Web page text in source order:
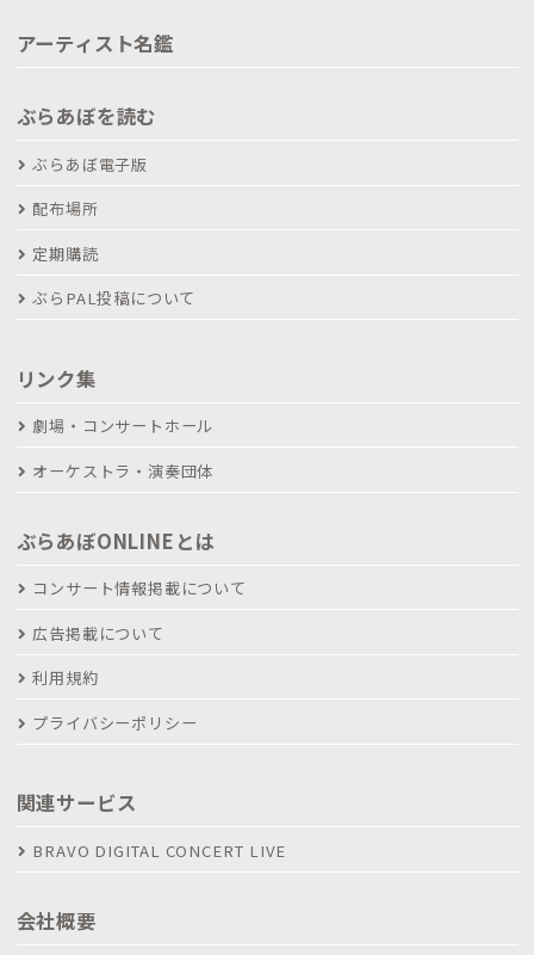
アーティスト名鑑
ぶらあぼを読む
ぶらあぼ電子版
配布場所
定期購読
ぶらPAL投稿について
リンク集
劇場・コンサートホール
オーケストラ・演奏団体
ぶらあぼONLINEとは
コンサート情報掲載について
広告掲載について
利用規約
プライバシーポリシー
関連サービス
BRAVO DIGITAL CONCERT LIVE
会社概要